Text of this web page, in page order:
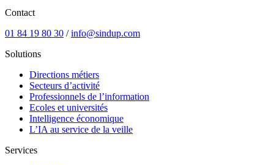
Contact
01 84 19 80 30 /info@sindup.com
Solutions
Directions métiers
Secteurs d’activité
Professionnels de l’information
Ecoles et universités
Intelligence économique
L’IA au service de la veille
Services